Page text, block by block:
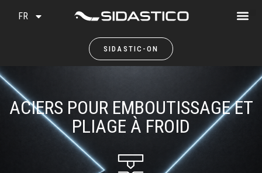
SIDASTIC-ON
FR
ACIERS POUR EMBOUTISSAGE ET
PLIAGE À FROID